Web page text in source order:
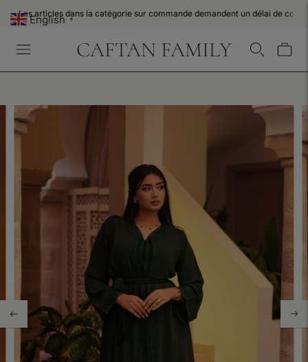
Les articles dans la catégorie sur commande demandent un délai de
CAFTAN FAMILY
English ▼